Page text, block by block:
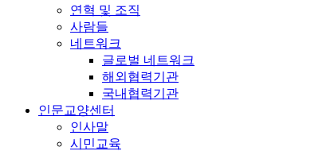
연혁 및 조직
사람들
네트워크
글로벌 네트워크
해외협력기관
국내협력기관
인문교양센터
인사말
시민교육